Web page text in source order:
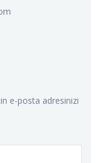
e-posta adresinizi